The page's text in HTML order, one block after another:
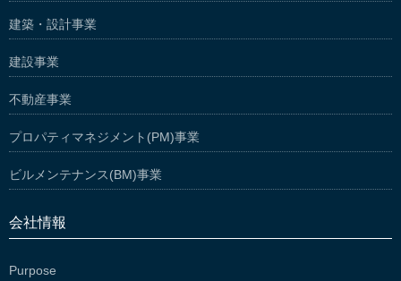
建築・設計事業
建設事業
不動産事業
プロパティマネジメント(PM)事業
ビルメンテナンス(BM)事業
会社情報
Purpose